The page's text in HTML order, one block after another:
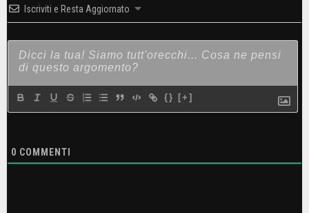
Iscriviti e Resta Aggiornato
{} [+]
0 COMMENTI